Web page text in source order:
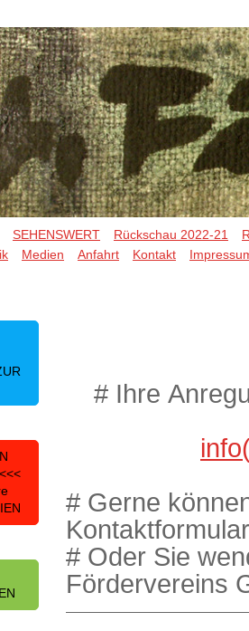
SEHENSWERT Rückschau 2022-21
Medien Anfahrt Kontakt
# Ihre
# Gerne
# Oder Sie
Fördervereins